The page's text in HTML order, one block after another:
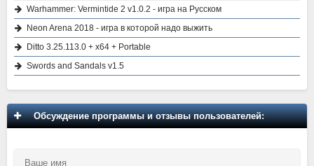
Warhammer: Vermintide 2 v1.0.2 - игра на Русском
Neon Arena 2018 - игра в которой надо выжить
Ditto 3.25.113.0 + x64 + Portable
Swords and Sandals v1.5
Обсуждение программы и отзывы пользователей: